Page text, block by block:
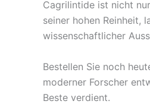
Cagrilintide ist nicht
seiner hohen Reinheit,
wissenschaftlicher
Bestellen Sie noch
moderner Forscher
Beste verdient.